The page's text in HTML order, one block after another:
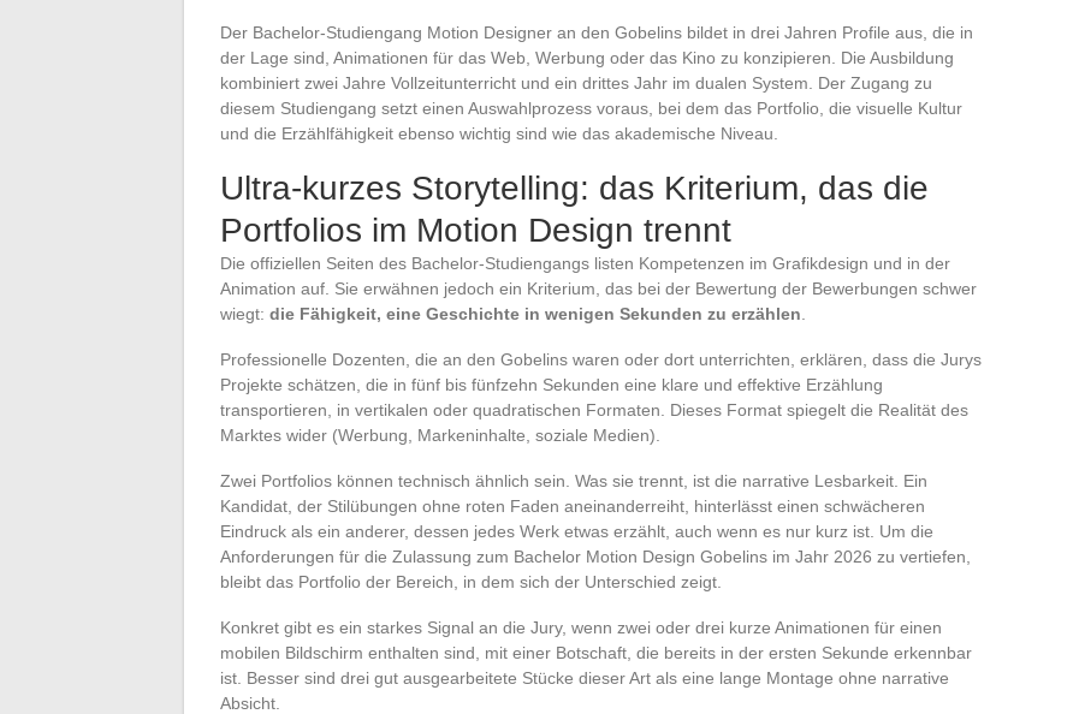
Der Bachelor-Studiengang Motion Designer an den Gobelins bildet in drei Jahren Profile aus, die in
der Lage sind, Animationen für das Web, Werbung oder das Kino zu konzipieren. Die Ausbildung
kombiniert zwei Jahre Vollzeitunterricht und ein drittes Jahr im dualen System. Der Zugang zu
diesem Studiengang setzt einen Auswahlprozess voraus, bei dem das Portfolio, die visuelle Kultur
und die Erzählfähigkeit ebenso wichtig sind wie das akademische Niveau.
Ultra-kurzes Storytelling: das Kriterium, das die
Portfolios im Motion Design trennt
Die offiziellen Seiten des Bachelor-Studiengangs listen Kompetenzen im Grafikdesign und in der
Animation auf. Sie erwähnen jedoch ein Kriterium, das bei der Bewertung der Bewerbungen schwer
wiegt: die Fähigkeit, eine Geschichte in wenigen Sekunden zu erzählen
Professionelle Dozenten, die an den Gobelins waren oder dort unterrichten, erklären, dass die Jurys
Projekte schätzen, die in fünf bis fünfzehn Sekunden eine klare und effektive Erzählung
transportieren, in vertikalen oder quadratischen Formaten. Dieses Format spiegelt die Realität des
Marktes wider (Werbung, Markeninhalte, soziale Medien).
Zwei Portfolios können technisch ähnlich sein. Was sie trennt, ist die narrative Lesbarkeit. Ein
Kandidat, der Stilübungen ohne roten Faden aneinanderreiht, hinterlässt einen schwächeren
Eindruck als ein anderer, dessen jedes Werk etwas erzählt, auch wenn es nur kurz ist. Um die
Anforderungen für die Zulassung zum Bachelor Motion Design Gobelins im Jahr 2026 zu vertiefen,
bleibt das Portfolio der Bereich, in dem sich der Unterschied zeigt.
Konkret gibt es ein starkes Signal an die Jury, wenn zwei oder drei kurze Animationen für einen
mobilen Bildschirm enthalten sind, mit einer Botschaft, die bereits in der ersten Sekunde erkennbar
ist. Besser sind drei gut ausgearbeitete Stücke dieser Art als eine lange Montage ohne narrative
Absicht.